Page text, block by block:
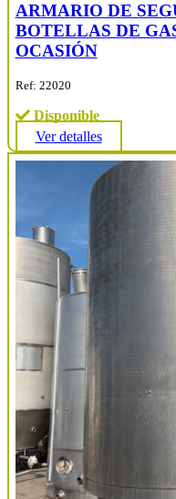
ARMARIO DE
BOTELLAS DE
OCASIÓN
Ref: 22020
Disponible
Ver detalles